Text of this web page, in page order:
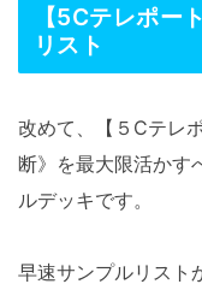
【5Cテレポー
リスト
改めて、【５Cテレ
断》を最大限活かす
ルデッキです。
早速サンプルリスト